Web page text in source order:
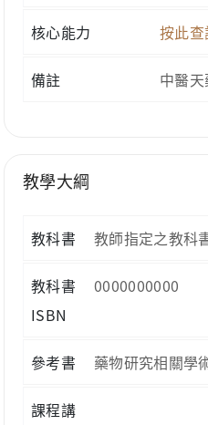
核心能力 按此查
備註 中醫
教學大綱
教科書 教師指定之教科
教科書
ISBN
0000000000
參考書 藥物研究相關學
課程講